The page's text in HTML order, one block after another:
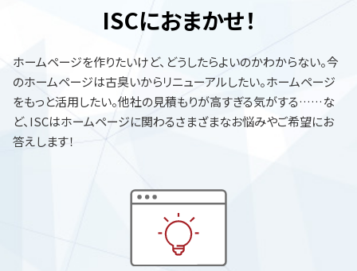
ISCにおまかせ！
ホームページを作りたいけど、どうしたらよいのかわからない。今
のホームページは古臭いからリニューアルしたい。ホームページ
をもっと活用したい。他社の見積もりが高すぎる気がする……な
ど、ISCはホームページに関わるさまざまなお悩みやご希望にお
答えします！